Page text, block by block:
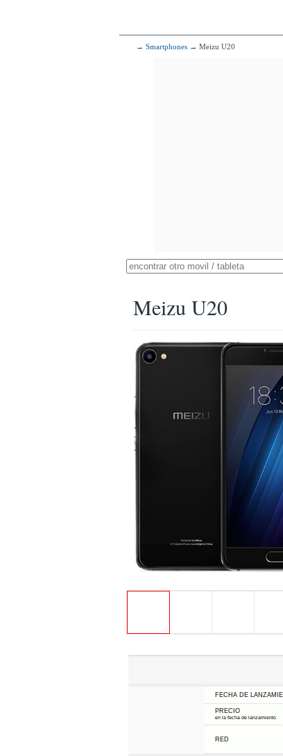
→ Smartphones → Meizu U20
Meizu U20
FECHA DE
PRECIO
en la fecha de lanzamiento
RED